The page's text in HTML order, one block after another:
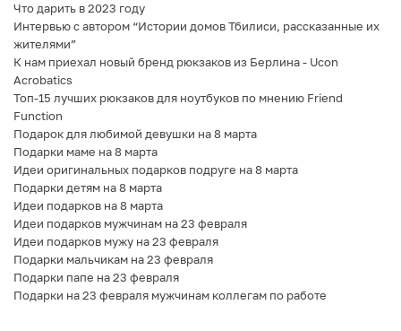
Что дарить в 2023 году
Интервью с автором “Истории домов Тбилиси, рассказанные их
жителями”
К нам приехал новый бренд рюкзаков из Берлина - Ucon
Acrobatics
Топ-15 лучших рюкзаков для ноутбуков по мнению Friend
Function
Подарок для любимой девушки на 8 марта
Подарки маме на 8 марта
Идеи оригинальных подарков подруге на 8 марта
Подарки детям на 8 марта
Идеи подарков на 8 марта
Идеи подарков мужчинам на 23 февраля
Идеи подарков мужу на 23 февраля
Подарки мальчикам на 23 февраля
Подарки папе на 23 февраля
Подарки на 23 февраля мужчинам коллегам по работе